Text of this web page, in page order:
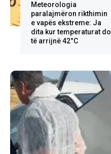
Meteorologia
paralajmëron rikthimin
e vapës ekstreme: Ja
dita kur temperaturat do
të arrijnë 42°C